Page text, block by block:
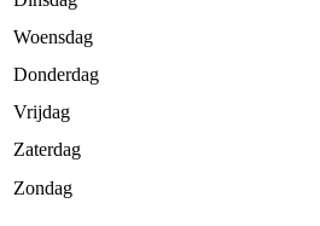
Woensdag
Donderdag
Vrijdag
Zaterdag
Zondag